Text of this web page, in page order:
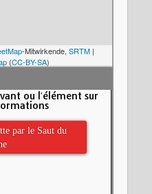
-Mitwirkende, SRTM|
(CC-BY-SA)
par le Saut du
ou l′élément sur